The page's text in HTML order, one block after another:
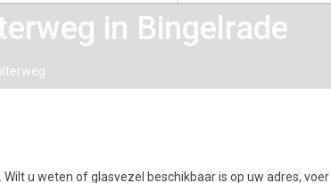
in Bingelrade
u weten of glasvezel beschikbaar is op uw adres, voer